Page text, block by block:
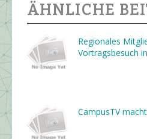
ÄHNLICHE
Regionales
Vortragsbesuch
CampusTV